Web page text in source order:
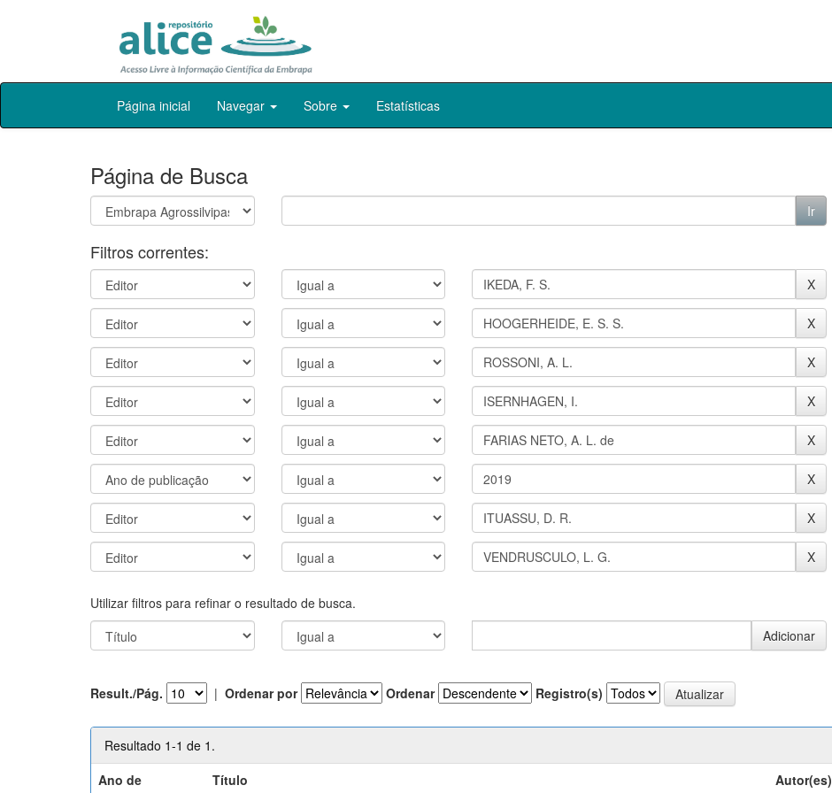
Skip
Página inicial Navegar Sobre Estatísticas
Página de Busca
Filtros correntes:
Utilizar filtros para refinar o resultado de busca.
Result./Pág. | Ordenar por Ordenar Registro(s)
Resultado 1-1 de 1.
Ano de
Título Autor(es)